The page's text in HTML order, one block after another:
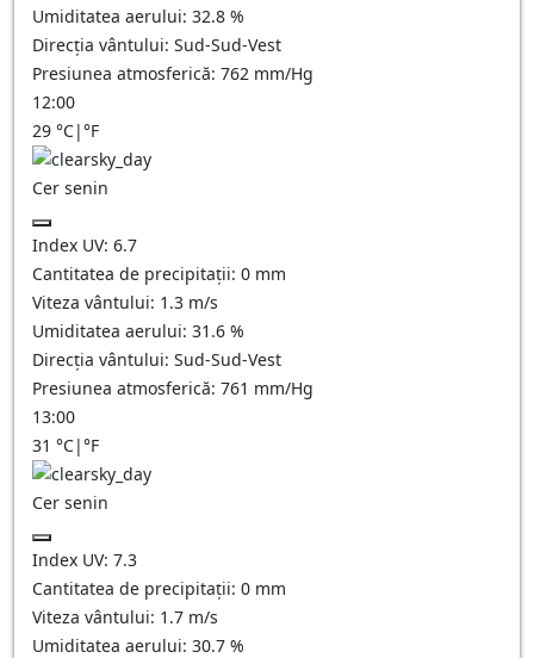
Umiditatea aerului: 32.8 %
Direcția vântului: Sud-Sud-Vest
Presiunea atmosferică: 762 mm/Hg
12:00
29 °C|°F
Cer senin
Index UV: 6.7
Cantitatea de precipitații: 0 mm
Viteza vântului: 1.3 m/s
Umiditatea aerului: 31.6 %
Direcția vântului: Sud-Sud-Vest
Presiunea atmosferică: 761 mm/Hg
13:00
31 °C|°F
Cer senin
Index UV: 7.3
Cantitatea de precipitații: 0 mm
Viteza vântului: 1.7 m/s
Umiditatea aerului: 30.7 %